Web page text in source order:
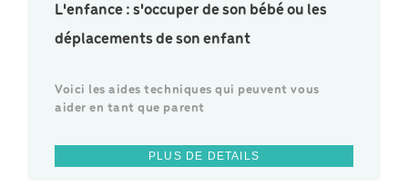
L'enfance : s'occuper de son bébé ou les
déplacements de son enfant
Voici les aides techniques qui peuvent vous
aider en tant que parent
PLUS DE DETAILS